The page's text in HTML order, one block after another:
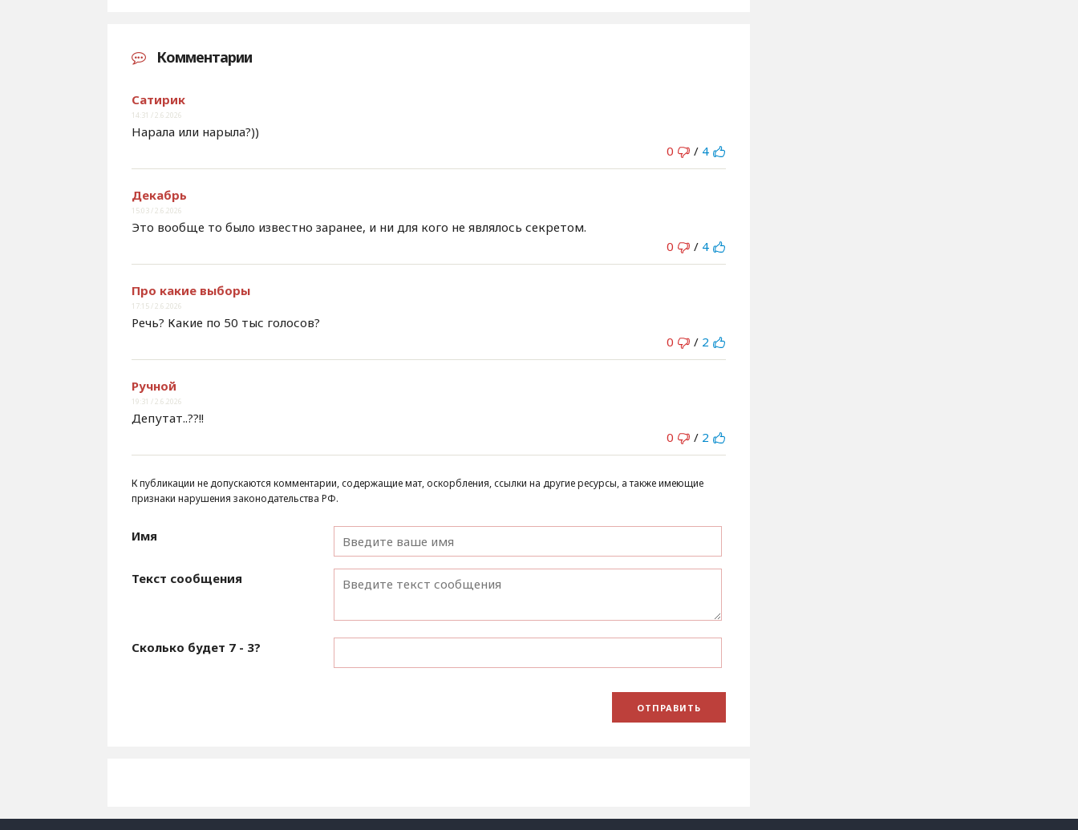
Комментарии
Сатирик
14:31 / 2.6.2026
Нарала или нарыла?))
0
/ 4
Декабрь
15:03 / 2.6.2026
Это вообще то было известно заранее, и ни для кого не являлось секретом.
0
/ 4
Про какие выборы
17:15 / 2.6.2026
Речь? Какие по 50 тыс голосов?
0
/ 2
Ручной
19:31 / 2.6.2026
Депутат..??!!
0
/ 2
К публикации не допускаются комментарии, содержащие мат, оскорбления, ссылки на другие ресурсы, а также имеющие
признаки нарушения законодательства РФ.
Имя
Текст сообщения
Сколько будет 7 - 3?